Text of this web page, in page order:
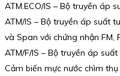
ATM.ECO/IS – Bộ truyền áp
ATM/IS – Bộ truyền áp suất
và Span với chứng nhận FM,
ATM/F/IS – Bộ truyền áp
Cảm biến mực nước chìm